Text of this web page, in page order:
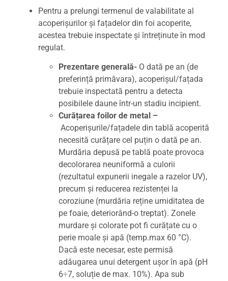
Pentru a prelungi termenul de valabilitate al
acoperișurilor și fațadelor din foi acoperite,
acestea trebuie inspectate și întreținute în mod
regulat.
Prezentare generală- O dată pe an (de
preferință primăvara), acoperișul/fațada
trebuie inspectată pentru a detecta
posibilele daune într-un stadiu incipient.
Curățarea foilor de metal –
Acoperișurile/fațadele din tablă acoperită
necesită curățare cel puțin o dată pe an.
Murdăria depusă pe tablă poate provoca
decolorarea neuniformă a culorii
(rezultatul expunerii inegale a razelor UV),
precum și reducerea rezistenței la
coroziune (murdăria reține umiditatea de
pe foaie, deteriorând-o treptat). Zonele
murdare și colorate pot fi curățate cu o
perie moale și apă (temp.max 60 °C).
Dacă este necesar, este permisă
adăugarea unui detergent ușor în apă (pH
6÷7, soluție de max. 10%). Apa sub